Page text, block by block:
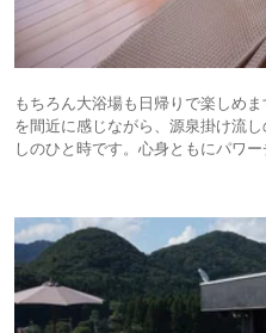
もちろん大浴場も日帰りで楽しめ
を間近に感じながら、源泉掛け流
しのひと時です。心身ともにパワ